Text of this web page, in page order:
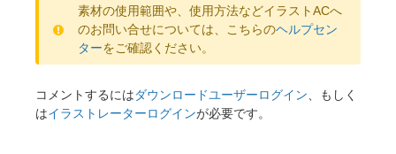
素材の使用範囲や、使用方法などイラストACへ
のお問い合せについては、こちらのヘルプセン
ターをご確認ください。
コメントするにはダウンロードユーザーログイン、もしく
はイラストレーターログインが必要です。